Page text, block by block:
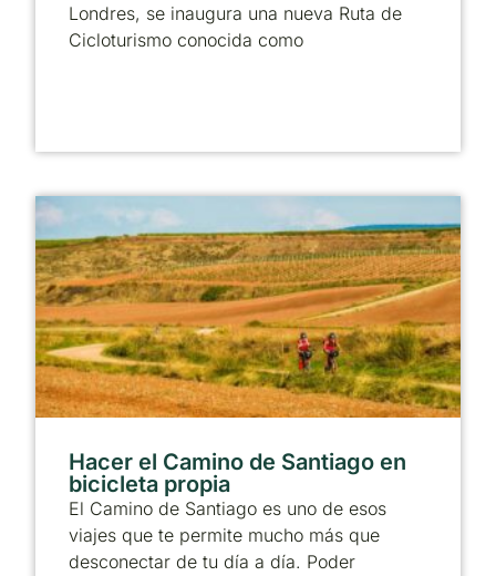
Londres, se inaugura una nueva Ruta de
Cicloturismo conocida como
Hacer el Camino de Santiago en
bicicleta propia
El Camino de Santiago es uno de esos
viajes que te permite mucho más que
desconectar de tu día a día. Poder